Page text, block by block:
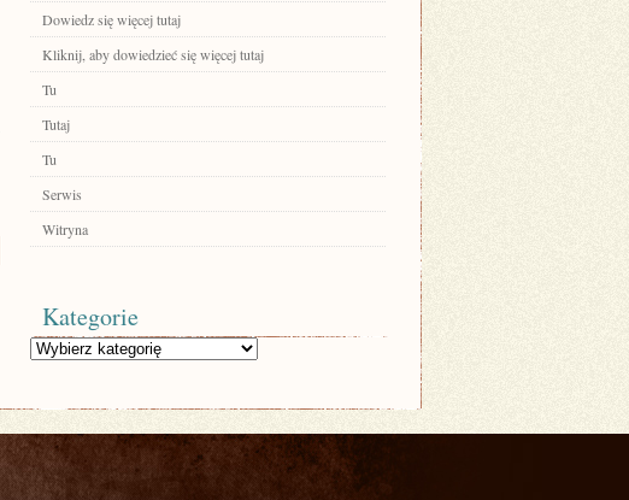
Dowiedz się więcej tutaj
Kliknij, aby dowiedzieć się więcej tutaj
Tu
Tutaj
Tu
Serwis
Witryna
Kategorie
Kategorie